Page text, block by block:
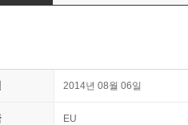
2014년 08월 06일
EU